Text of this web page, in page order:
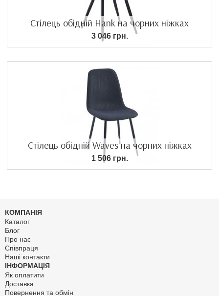
Стілець обідній Hank на чорних ніжках
3 046 грн.
Стілець обідній Waves на чорних ніжках
1 506 грн.
КОМПАНІЯ
Каталог
Блог
Про нас
Співпраця
Наші контакти
ІНФОРМАЦІЯ
Як оплатити
Доставка
Повернення та обмін